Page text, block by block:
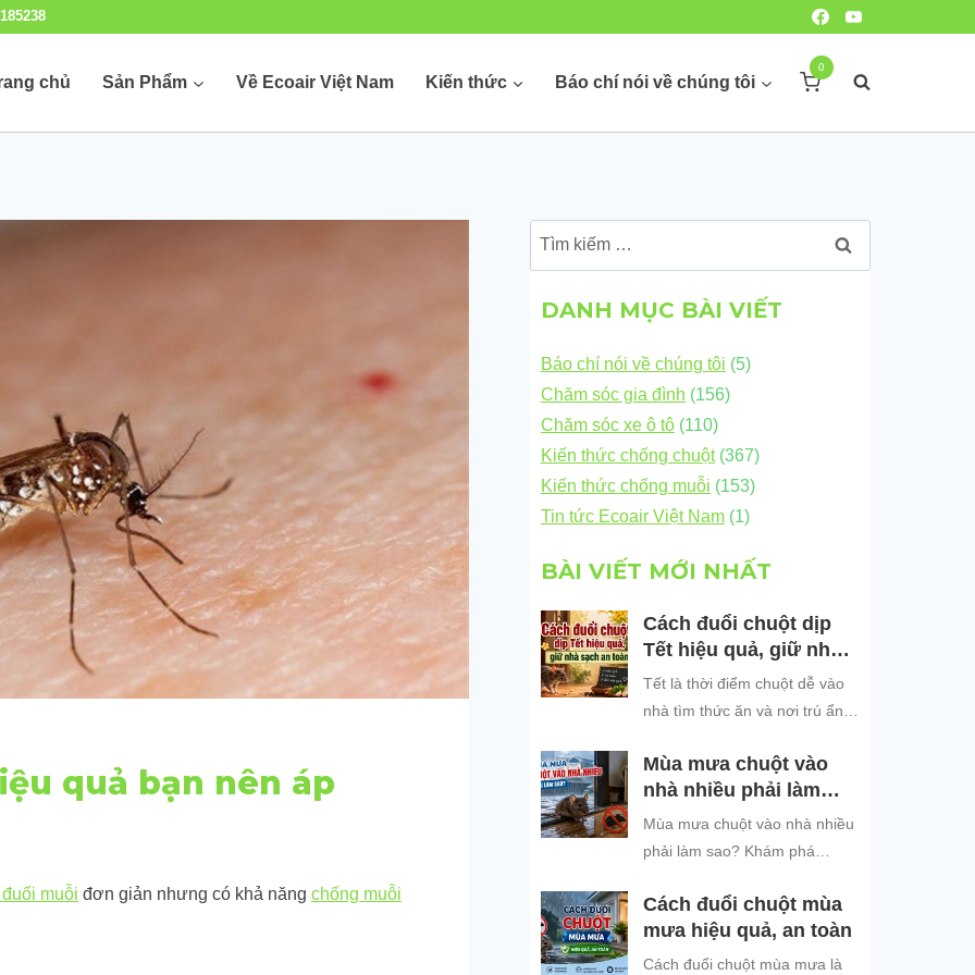
chủ Sản Phẩm Về Ecoair Việt Nam Kiến thức Báo chí nói về chúng tôi
0
quả bạn nên áp
muỗi đơn giản nhưng có khả năng chống muỗi
Tìm
kiếm
cho:
DANH MỤC BÀI VIẾT
Báo chí nói về chúng tôi (5)
Chăm sóc gia đình (156)
Chăm sóc xe ô tô(110)
Kiến thức chống chuột(367)
Kiến thức chống muỗi (153)
Tin tức Ecoair Việt Nam(1)
BÀI VIẾT MỚI NHẤT
Cách đuổi chuột dịp
Tết hiệu quả, giữ nhà
sạch an toàn
Tết là thời điểm chuột dễ vào
nhà tìm thức ăn và nơi trú ẩn.
chuột dịp Tết hiệu quả, an toàn
và dễ áp dụng để giữ không
gian sống sạch sẽ, bảo vệ gia
đình và đón năm mới an tâm.
Mùa mưa chuột vào
nhà nhiều phải làm
sao?
Mùa mưa chuột vào nhà nhiều
phải làm sao? Khám phá
ẩn khi trời mưa và các cách
đuổi chuột, ngăn chuột xâm
nhập hiệu quả, an toàn, giúp
Cách đuổi chuột mùa
mưa hiệu quả, an toàn
Cách đuổi chuột mùa mưa là